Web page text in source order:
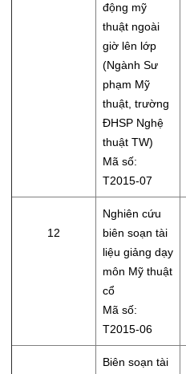
động mỹ
thuật ngoài
giờ lên lớp
(Ngành Sư
phạm Mỹ
thuật, trường
ĐHSP Nghệ
thuật TW)
Mã số:
T2015-07
12
Nghiên cứu
biên soạn tài
liệu giảng dạy
môn Mỹ thuật
cổ
Mã số:
T2015-06
Biên soạn tài